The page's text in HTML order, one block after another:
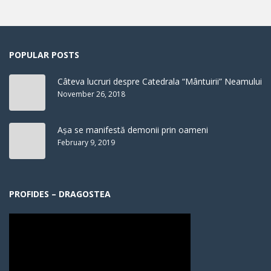
POPULAR POSTS
Câteva lucruri despre Catedrala “Mântuirii” Neamului
November 26, 2018
Așa se manifestă demonii prin oameni
February 9, 2019
PROFIDES – DRAGOSTEA